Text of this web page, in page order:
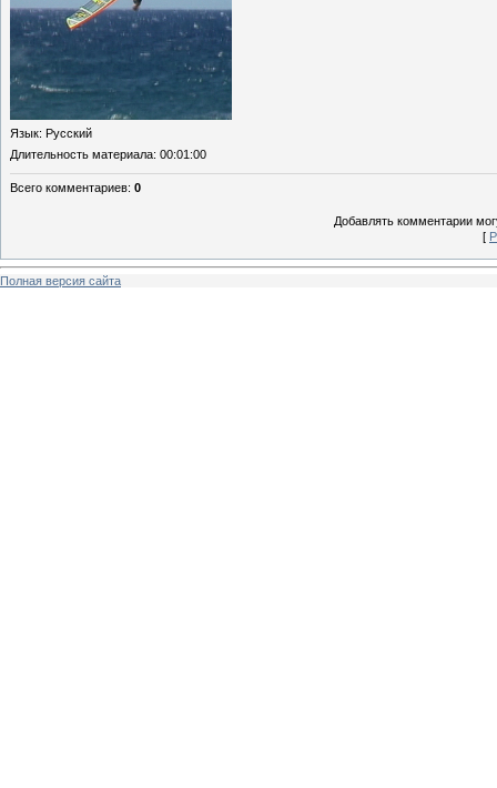
Язык: Русский
Длительность материала: 00:01:00
Всего комментариев: 0
Добавлять комментарии
[
Полная версия сайта